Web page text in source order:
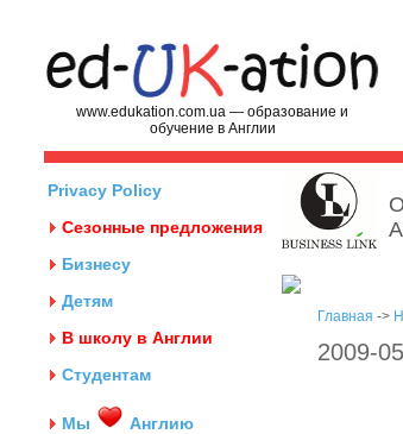
www.edukation.com.ua — образование и
обучение в Англии
Privacy Policy
Сезонные предложения
Бизнесу
Детям
В школу в Англии
Студентам
Мы
Англию
Главная ->
2009-